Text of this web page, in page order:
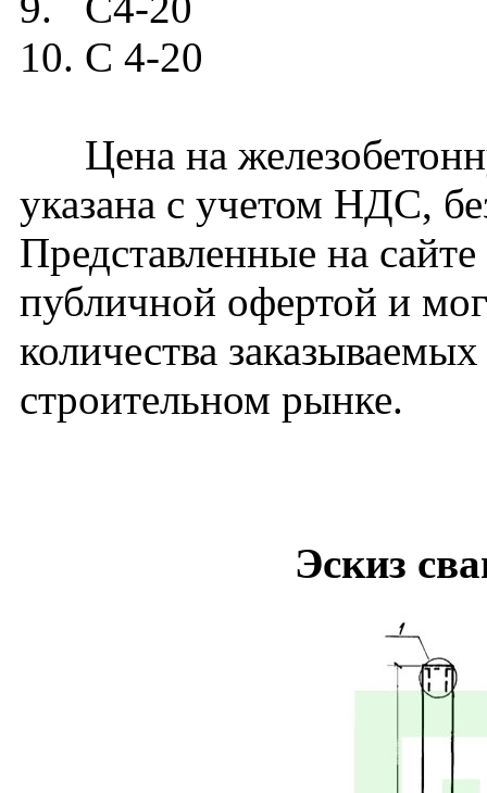
10. C 4-20
Цена на
указана с учетом НДС,
Представленные на
публичной офертой и
количества
строительном рынке.
Эскиз